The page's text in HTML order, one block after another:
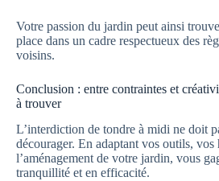
Votre passion du jardin peut ainsi
place dans un cadre respectueux des
voisins.
Conclusion : entre contraintes et
à trouver
L’interdiction de tondre à midi ne doit
décourager. En adaptant vos outils, vos
l’aménagement de votre jardin, vous
tranquillité et en efficacité.